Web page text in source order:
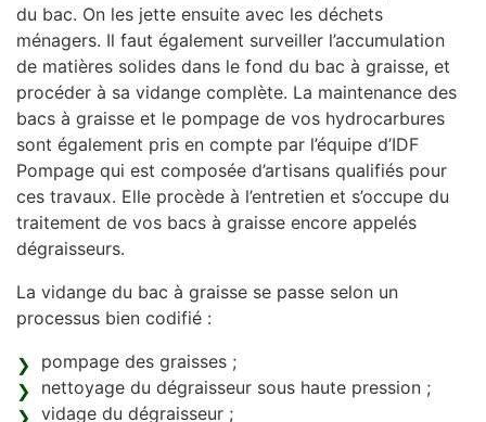
du bac. On les jette ensuite avec les déchets
ménagers. Il faut également surveiller l’accumulation
de matières solides dans le fond du bac à graisse, et
procéder à sa vidange complète. La maintenance des
bacs à graisse et le pompage de vos hydrocarbures
sont également pris en compte par l’équipe d’IDF
Pompage qui est composée d’artisans qualifiés pour
ces travaux. Elle procède à l’entretien et s’occupe du
traitement de vos bacs à graisse encore appelés
dégraisseurs.
La vidange du bac à graisse se passe selon un
processus bien codifié :
pompage des graisses ;
nettoyage du dégraisseur sous haute pression ;
vidage du dégraisseur ;